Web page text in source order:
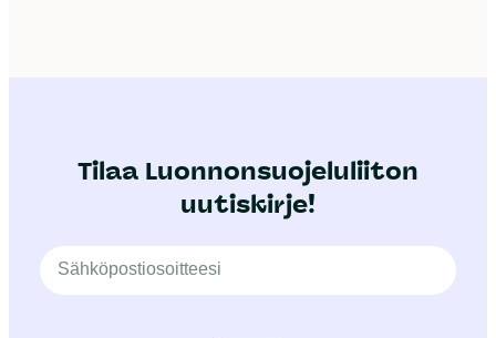
Tilaa Luonnonsuojeluliiton
uutiskirje!